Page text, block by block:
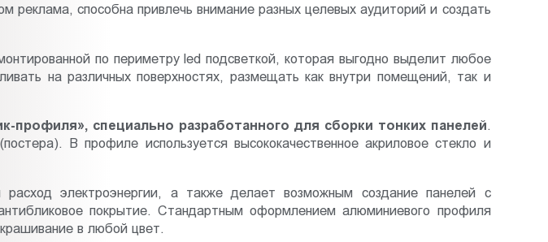
способна привлечь внимание разных целевых аудиторий и создать
по периметру led подсветкой, которая выгодно выделит любое
на различных поверхностях, размещать как внутри помещений, так и
профиля», специально разработанного для сборки тонких панелей.
В профиле используется высококачественное акриловое стекло и
электроэнергии, а также делает возможным создание панелей с
покрытие. Стандартным оформлением алюминиевого профиля
в любой цвет.